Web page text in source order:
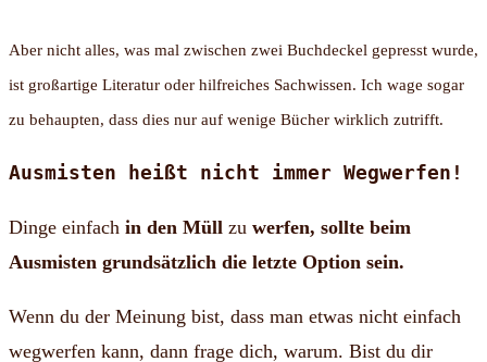
Aber nicht alles, was mal zwischen zwei Buchdeckel gepresst wurde,
ist großartige Literatur oder hilfreiches Sachwissen. Ich wage sogar
zu behaupten, dass dies nur auf wenige Bücher wirklich zutrifft.
Ausmisten heißt nicht immer Wegwerfen!
Dinge einfach in den Müll zu werfen, sollte beim
Ausmisten grundsätzlich die letzte Option sein.
Wenn du der Meinung bist, dass man etwas nicht einfach
wegwerfen kann, dann frage dich, warum. Bist du dir